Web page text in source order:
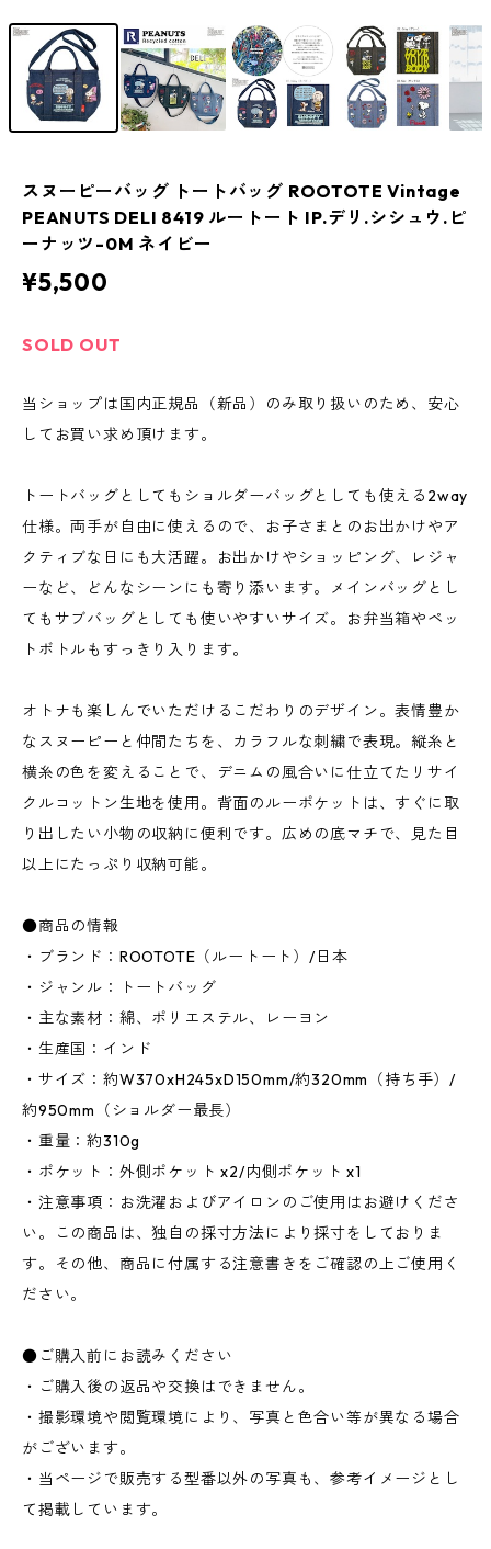
スヌーピーバッグ トートバッグ ROOTOTE Vintage
PEANUTS DELI 8419 ルートート IP.デリ.シシュウ.ピ
ーナッツ-0M ネイビー
¥5,500
SOLD OUT
当ショップは国内正規品（新品）のみ取り扱いのため、安心
してお買い求め頂けます。
トートバッグとしてもショルダーバッグとしても使える2way
仕様。両手が自由に使えるので、お子さまとのお出かけやア
クティブな日にも大活躍。お出かけやショッピング、レジャ
ーなど、どんなシーンにも寄り添います。メインバッグとし
てもサブバッグとしても使いやすいサイズ。お弁当箱やペッ
トボトルもすっきり入ります。
オトナも楽しんでいただけるこだわりのデザイン。表情豊か
なスヌーピーと仲間たちを、カラフルな刺繍で表現。縦糸と
横糸の色を変えることで、デニムの風合いに仕立てたリサイ
クルコットン生地を使用。背面のルーポケットは、すぐに取
り出したい小物の収納に便利です。広めの底マチで、見た目
以上にたっぷり収納可能。
●商品の情報
・ブランド：ROOTOTE（ルートート）/日本
・ジャンル：トートバッグ
・主な素材：綿、ポリエステル、レーヨン
・生産国：インド
・サイズ：約W370xH245xD150mm/約320mm（持ち手）/
約950mm（ショルダー最長）
・重量：約310g
・ポケット：外側ポケット x2/内側ポケット x1
・注意事項：お洗濯およびアイロンのご使用はお避けくださ
い。この商品は、独自の採寸方法により採寸をしておりま
す。その他、商品に付属する注意書きをご確認の上ご使用く
ださい。
●ご購入前にお読みください
・ご購入後の返品や交換はできません。
・撮影環境や閲覧環境により、写真と色合い等が異なる場合
がございます。
・当ページで販売する型番以外の写真も、参考イメージとし
て掲載しています。